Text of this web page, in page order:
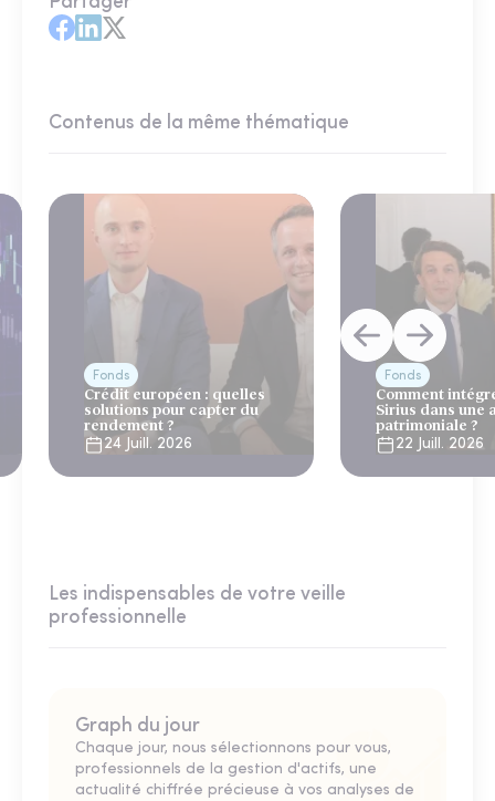
Contenus de la même thématique
Fonds
Crédit européen : quelles
solutions pour capter du
rendement ?
24 Juill. 2026
Fonds
Comment
Sirius dans une
patrimoniale ?
22 Juill. 2026
Les indispensables de votre veille
professionnelle
Graph du jour
Chaque jour, nous sélectionnons pour vous,
professionnels de la gestion d'actifs, une
actualité chiffrée précieuse à vos analyses de